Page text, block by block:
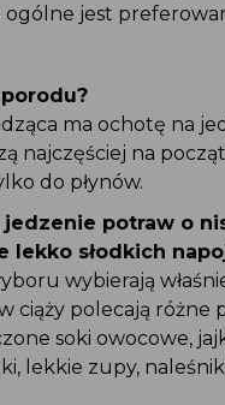
jest
ma ochotę na
najczęściej na
do płynów.
jedzenie potraw o
lekko słodkich
wybierają
ciąży polecają
soki owocowe,
lekkie zupy,